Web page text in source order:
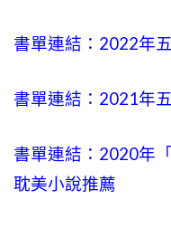
書單連結：2022年
書單連結：2021年
書單連結：2020年
耽美小說推薦